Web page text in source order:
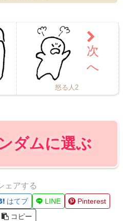
怒る人2
ダムに選ぶ
ェアする
はてブ LINE
Pinterest
コピー